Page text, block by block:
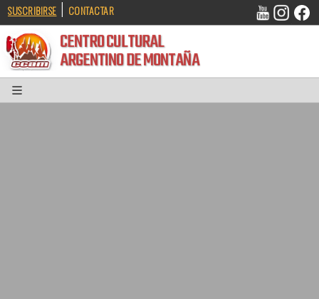
SUSCRIBIRSE | CONTACTAR
CENTRO CULTURAL
ARGENTINO DE MONTAÑA